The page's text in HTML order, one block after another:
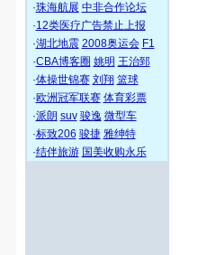
·珠海航展 中非合作论坛
·12类医疗广告禁止上报
·湖北地震 2008奥运会 F1
·CBA博客圈 姚明 王治郅
·体操世锦赛 刘翔 篮球
·欧洲冠军联赛 体育彩票
·派朗 suv 骏逸 微型车
·标致206 骏捷 雅绅特
·结伴旅游 国美收购永乐